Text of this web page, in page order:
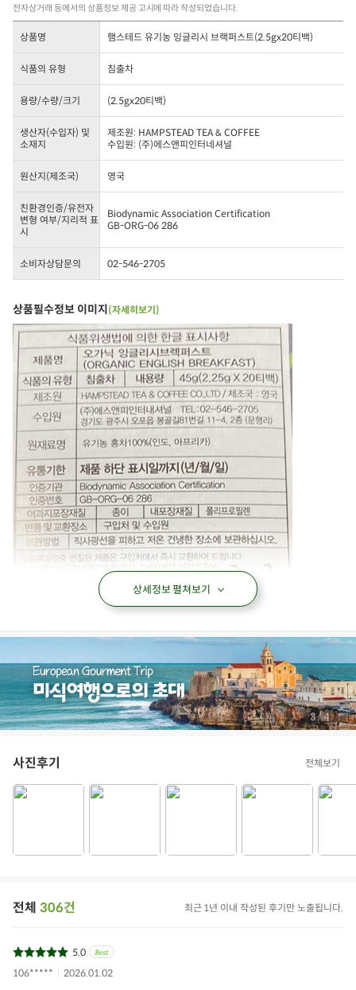
전자상거래 등에서의 상품정보 제공 고시에 따라 작성되었습니다.
상품명 햄스테드 유기농 잉글리시 브랙퍼스트(2.5gx20티백)
식품의 유형 침출차
용량/수량/크기 (2.5gx20티백)
생산자(수입자) 및
소재지
제조원: HAMPSTEAD TEA & COFFEE
수입원: (주)에스앤피인터네셔널
원산지(제조국) 영국
친환경인증/유전자
변형 여부/지리적 표
시
Biodynamic Association Certification
GB-ORG-06 286
소비자상담문의 02-546-2705
상품필수정보 이미지 (자세히보기)
상세정보 펼쳐보기
3/4
사진후기 전체보기
전체 306건 최근 1년 이내 작성된 후기만 노출됩니다.
5.0
106*****
2026.01.02